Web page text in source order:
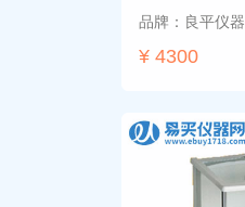
品牌：良平仪器
¥ 4300